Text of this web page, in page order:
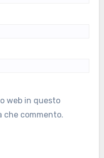
web in questo
che commento.